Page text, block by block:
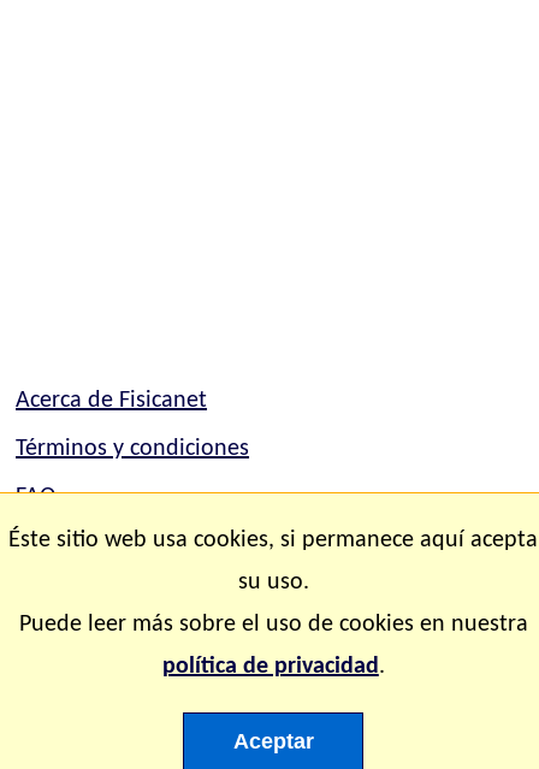
Acerca de Fisicanet
Términos y condiciones
FAQ
Mapa del sitio
Copyright © 2.000-2.028 Fisicanet ® Todos los
derechos reservados
Éste sitio web usa cookies, si permanece aquí acepta
su uso.
Puede leer más sobre el uso de cookies en nuestra
política de privacidad.